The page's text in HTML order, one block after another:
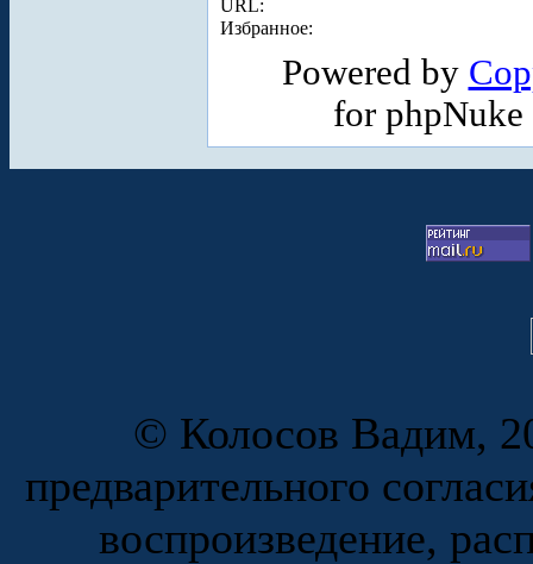
URL:
Избранное:
Powered by
for
© Колосов Вадим,
предварительного
воспроизведение,